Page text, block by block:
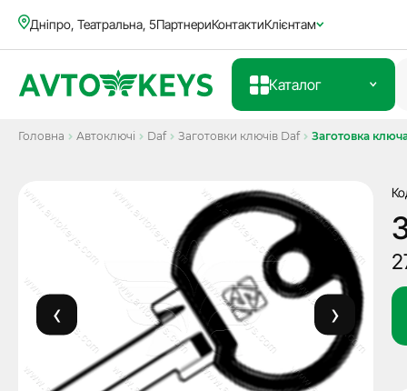
Дніпро, Театральна, 5ПартнериКонтактиКлієнтам
Каталог
Головна Автоключі Daf Заготовки ключів Daf Заготовка